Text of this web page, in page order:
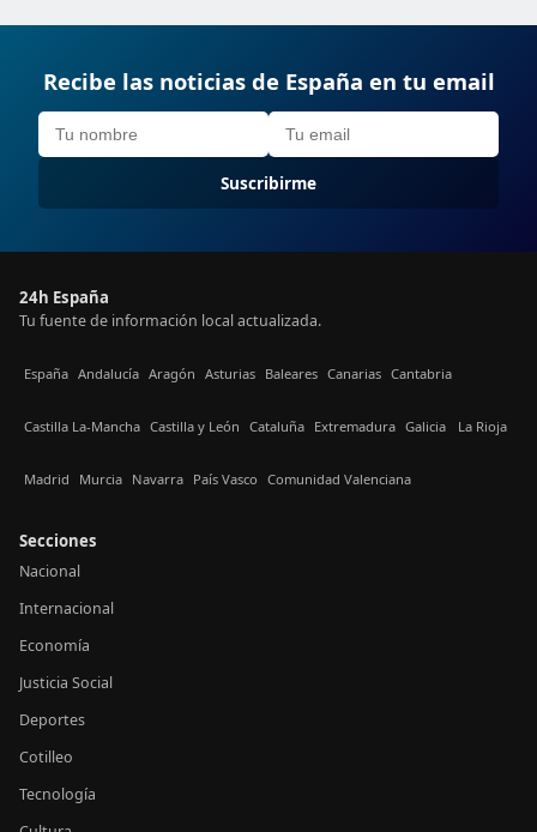
Recibe las noticias de España en tu email
Suscribirme
24h España
Tu fuente de información local actualizada.
España Andalucía Aragón Asturias Baleares Canarias Cantabria
Castilla La-Mancha Castilla y León Cataluña Extremadura Galicia La Rioja
Madrid Murcia Navarra País Vasco Comunidad Valenciana
Secciones
Nacional
Internacional
Economía
Justicia Social
Deportes
Cotilleo
Tecnología